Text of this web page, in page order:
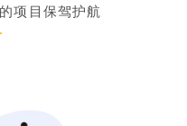
项目保驾护航